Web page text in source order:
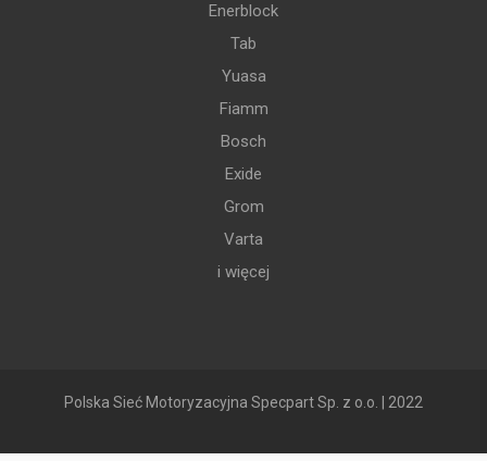
Enerblock
Tab
Yuasa
Fiamm
Bosch
Exide
Grom
Varta
i więcej
Polska Sieć Motoryzacyjna Specpart Sp. z o.o. | 2022